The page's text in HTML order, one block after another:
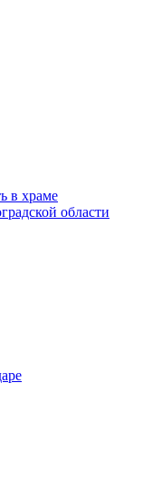
в храме
области